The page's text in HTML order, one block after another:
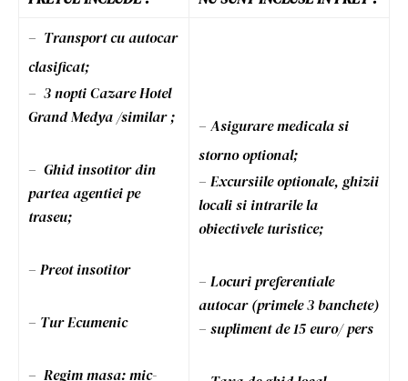
– Transport cu autocar
clasificat;
– 3 nopti Cazare Hotel
Grand Medya /similar ;
– Ghid insotitor din
partea agentiei pe
traseu;
– Preot insotitor
– Tur Ecumenic
– Regim masa: mic-
– Asigurare medicala si
storno optional;
– Excursiile optionale, ghizii
locali si intrarile la
obiectivele turistice;
– Locuri preferentiale
autocar (primele 3 banchete)
– supliment de 15 euro/ pers